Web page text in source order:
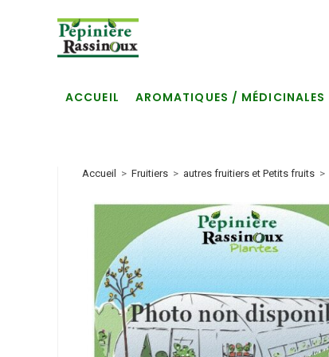
ACCUEIL AROMATIQUES / MÉDICINALES
Accueil > Fruitiers > autres fruitiers et Petits fruits >